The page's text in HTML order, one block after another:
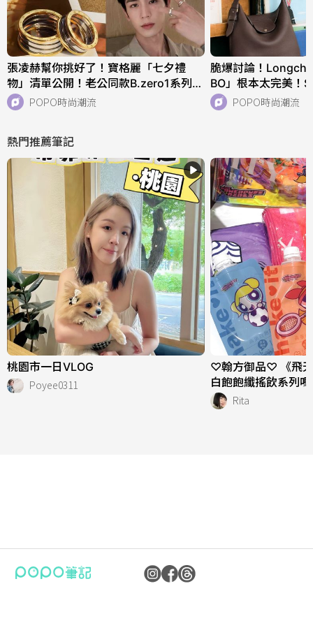
張凌赫幫你挑好了！寶格麗「七夕禮
物」清單公開！老公同款B.zero1系列、
核桃們必收！
POPO時尚潮流
脆爆討論！
BO」根本太完美！
快衝店上試揹！
POPO時尚潮流
熱門推薦筆記
桃園市一日VLOG
Poyee0311
♡翰方御品♡ 《飛
白飽飽纖搖飲系列
Rita